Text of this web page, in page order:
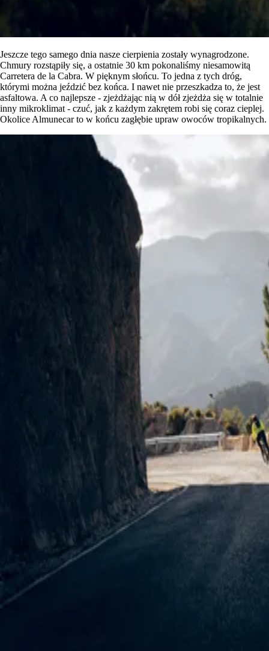
Jeszcze tego samego dnia nasze cierpienia zostały wynagrodzone.
Chmury rozstąpiły się, a ostatnie 30 km pokonaliśmy niesamowitą
Carretera de la Cabra. W pięknym słońcu. To jedna z tych dróg,
którymi można jeździć bez końca. I nawet nie przeszkadza to, że jest
asfaltowa. A co najlepsze - zjeżdżając nią w dół zjeżdża się w totalnie
inny mikroklimat - czuć, jak z każdym zakrętem robi się coraz cieplej.
Okolice Almunecar to w końcu zagłębie upraw owoców tropikalnych.